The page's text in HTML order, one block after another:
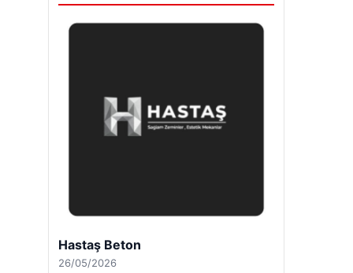
Hastaş Beton
26/05/2026